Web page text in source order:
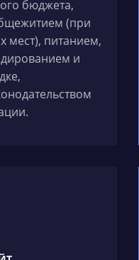
бюджета,
(при
мест), питанием,
и